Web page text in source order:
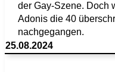
der Gay-Szene. Doch
Adonis die 40
nachgegangen.
25.08.2024